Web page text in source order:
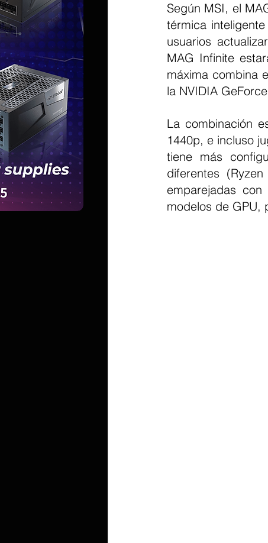
Según MSI, el
térmica
usuarios
MAG Infinite
máxima combina
la NVIDIA
La combinación
1440p, e incluso
tiene más
diferentes
emparejadas
modelos de GPU,